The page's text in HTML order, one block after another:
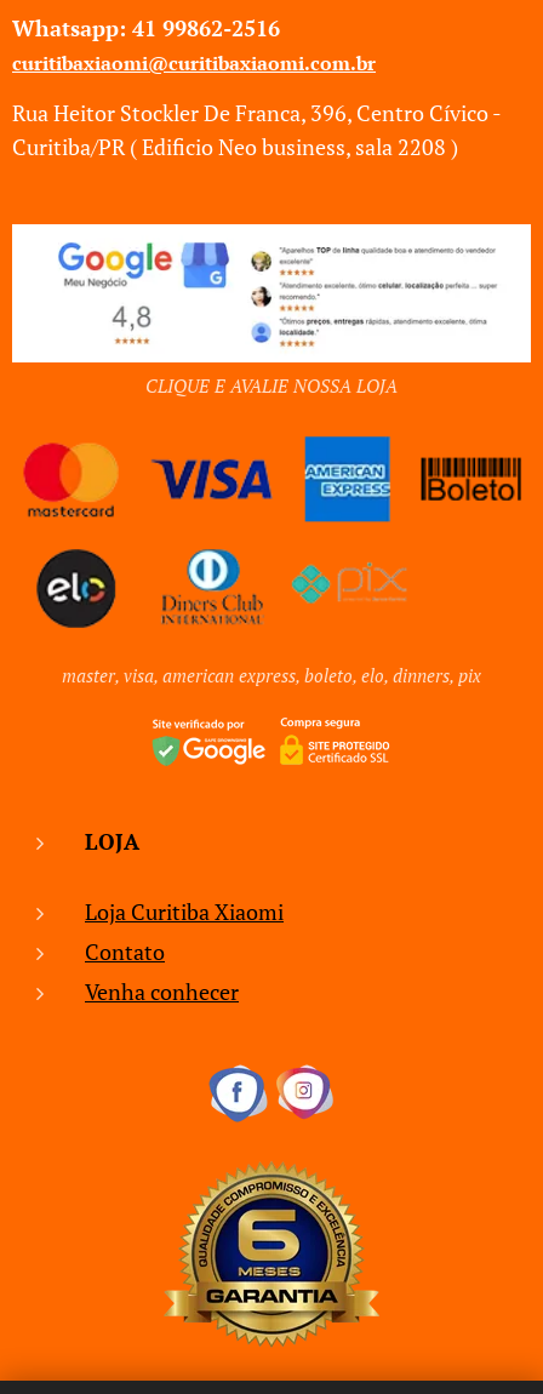
Whatsapp: 41 99862-2516
curitibaxiaomi@curitibaxiaomi.com.br
Rua Heitor Stockler De Franca, 396, Centro Cívico -
Curitiba/PR ( Edificio Neo business, sala 2208 )
CLIQUE E AVALIE NOSSA LOJA
master, visa, american express, boleto, elo, dinners, pix
LOJA
Loja Curitiba Xiaomi
Contato
Venha conhecer